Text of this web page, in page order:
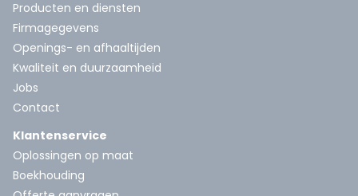
Producten en diensten
Firmagegevens
Openings- en afhaaltijden
Kwaliteit en duurzaamheid
Jobs
Contact
Klantenservice
Oplossingen op maat
Boekhouding